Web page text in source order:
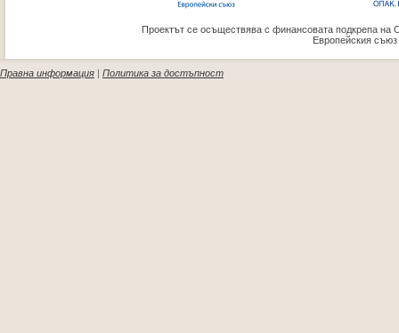
Проектът се осъществява с финансовата подкрепа на
Европейския
Правна информация | Политика за достъпност